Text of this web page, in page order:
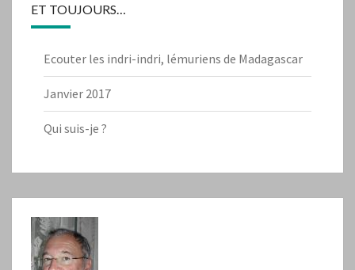
ET TOUJOURS…
Ecouter les indri-indri, lémuriens de Madagascar
Janvier 2017
Qui suis-je ?